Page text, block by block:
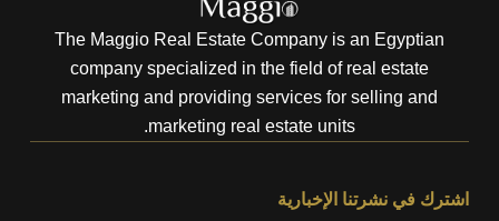
The Maggio Real Estate Company is an Egyptian
company specialized in the field of real estate
marketing and providing services for selling and
marketing real estate units.
اشترك في نشرتنا الإخبارية